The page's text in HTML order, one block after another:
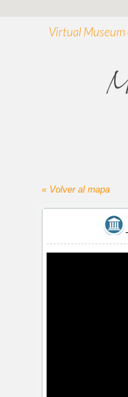
Virtual Museum
« Volver al mapa